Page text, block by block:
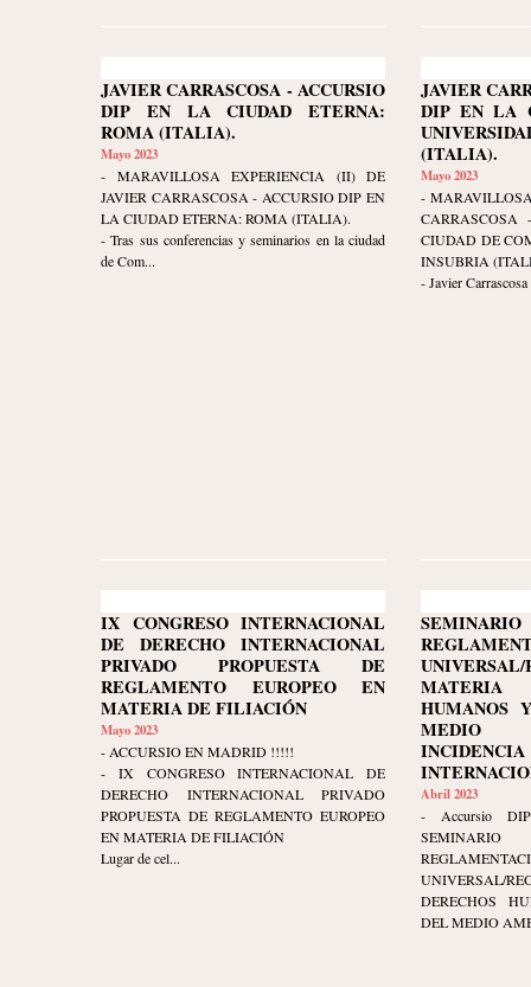
JAVIER CARRASCOSA - ACCURSIO
DIP EN LA CIUDAD ETERNA:
ROMA (ITALIA).
Mayo 2023
- MARAVILLOSA EXPERIENCIA (II) DE
JAVIER CARRASCOSA - ACCURSIO DIP EN
LA CIUDAD ETERNA: ROMA (ITALIA).
- Tras sus conferencias y seminarios en la ciudad
de Com...
JAVIER
DIP EN LA
(ITALIA).
Mayo 2023
-
CIUDAD DE
INSUBRIA
- Javier
IX CONGRESO INTERNACIONAL
DE DERECHO INTERNACIONAL
PRIVADO PROPUESTA DE
REGLAMENTO EUROPEO EN
MATERIA DE FILIACIÓN
Mayo 2023
- ACCURSIO EN MADRID !!!!!
- IX CONGRESO INTERNACIONAL DE
DERECHO INTERNACIONAL PRIVADO
PROPUESTA DE REGLAMENTO EUROPEO
EN MATERIA DE FILIACIÓN
Lugar de cel...
HUMANOS
MEDIO
Abril 2023
- Accursio
UNIVERSAL/
DERECHOS
DEL MEDIO